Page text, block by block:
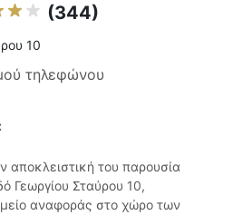
(344)
10
τηλεφώνου
αποκλειστική του παρουσία
Γεωργίου Σταύρου 10,
αναφοράς στο χώρο των